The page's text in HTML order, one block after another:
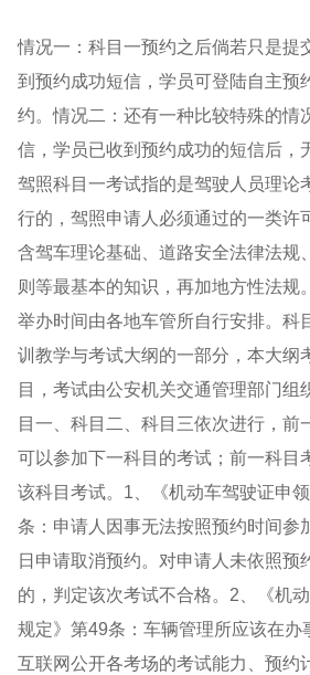
情况一：科目一预约之后倘若只是提
到预约成功短信，学员可登陆自主预
约。情况二：还有一种比较特殊的情
信，学员已收到预约成功的短信后，
驾照科目一考试指的是驾驶人员理论
行的，驾照申请人必须通过的一类许
含驾车理论基础、道路安全法律法规
则等最基本的知识，再加地方性法规
举办时间由各地车管所自行安排。科
训教学与考试大纲的一部分，本大纲
目，考试由公安机关交通管理部门组
目一、科目二、科目三依次进行，前
可以参加下一科目的考试；前一科目
该科目考试。1、《机动车驾驶证申
条：申请人因事无法按照预约时间参
日申请取消预约。对申请人未依照预
的，判定该次考试不合格。2、《机
规定》第49条：车辆管理所应该在办
互联网公开各考场的考试能力、预约